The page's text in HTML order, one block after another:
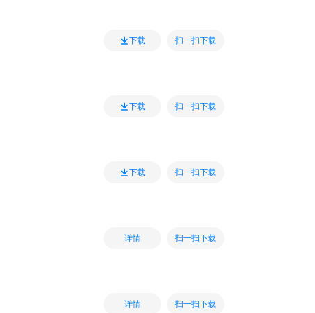
下载 扫一扫下载
下载 扫一扫下载
下载 扫一扫下载
详情 扫一扫下载
详情 扫一扫下载